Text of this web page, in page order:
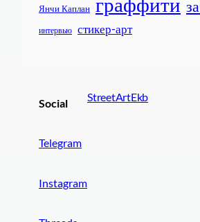
Янчи Каплан
интервью стикер-арт
Social
Telegram
Instagram
StreetArtEkb